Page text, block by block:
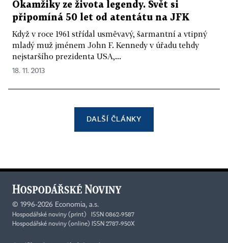
Okamžiky ze života legendy. Svět si
připomíná 50 let od atentátu na JFK
Když v roce 1961 střídal usměvavý, šarmantní a vtipný
mladý muž jménem John F. Kennedy v úřadu tehdy
nejstaršího prezidenta USA,...
18. 11. 2013
DALŠÍ ČLÁNKY
© 1996-2026 Economia, a.s.
Hospodářské noviny (print) ISSN 0862-9587
Hospodářské noviny (online) ISSN 2787-950X